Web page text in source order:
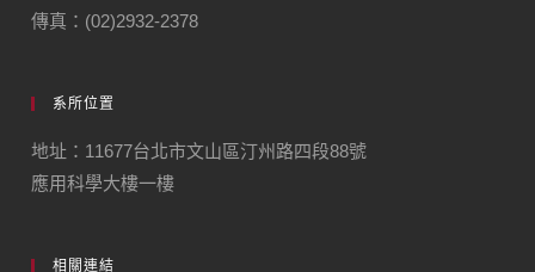
傳真：(02)2932-2378
系所位置
地址：11677台北市文山區汀州路四段88號
應用科學大樓一樓
相關連結